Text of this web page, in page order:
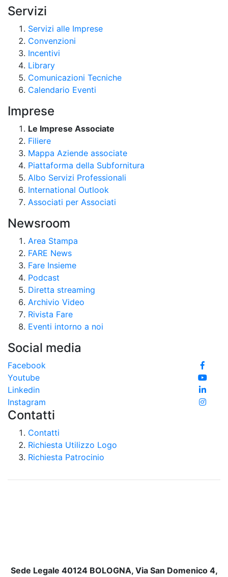
Servizi
Servizi alle Imprese
Convenzioni
Incentivi
Library
Comunicazioni Tecniche
Calendario Eventi
Imprese
Le Imprese Associate
Filiere
Mappa Aziende associate
Piattaforma della Subfornitura
Albo Servizi Professionali
International Outlook
Associati per Associati
Newsroom
Area Stampa
FARE News
Fare Insieme
Podcast
Diretta streaming
Archivio Video
Rivista Fare
Eventi intorno a noi
Social media
Facebook
Youtube
Linkedin
Instagram
Contatti
Contatti
Richiesta Utilizzo Logo
Richiesta Patrocinio
Sede Legale 40124 BOLOGNA, Via San Domenico 4,